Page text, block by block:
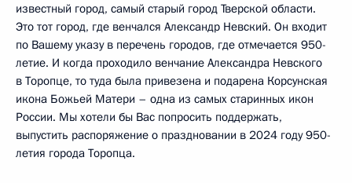
известный город, самый старый город Тверской области.
Это тот город, где венчался Александр Невский. Он входит
по Вашему указу в перечень городов, где отмечается 950-
летие. И когда проходило венчание Александра Невского
в Торопце, то туда была привезена и подарена Корсунская
икона Божьей Матери – одна из самых старинных икон
России. Мы хотели бы Вас попросить поддержать,
выпустить распоряжение о праздновании в 2024 году 950-
летия города Торопца.